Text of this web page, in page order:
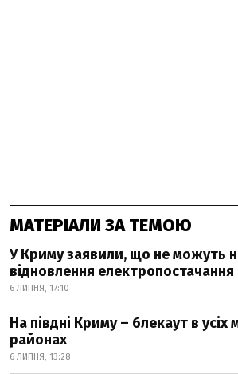
МАТЕРІАЛИ ЗА ТЕМОЮ
У Криму заявили, що не можуть
відновлення електропостачання
6 ЛИПНЯ, 17:10
На півдні Криму – блекаут в усіх
районах
6 ЛИПНЯ, 13:28